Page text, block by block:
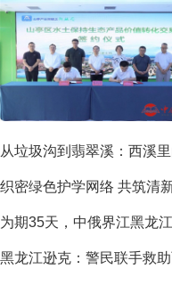
织密绿色护学网络 共筑清
为期35天，中俄界江黑龙
黑龙江逊克：警民联手救